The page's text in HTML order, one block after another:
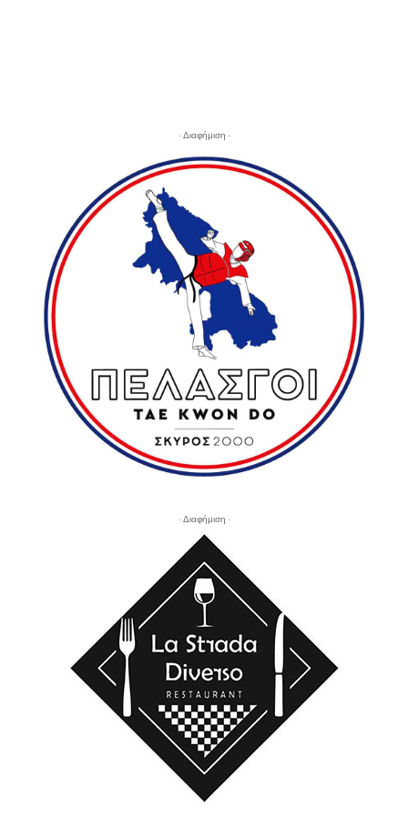
- Διαφήμιση -
- Διαφήμιση -